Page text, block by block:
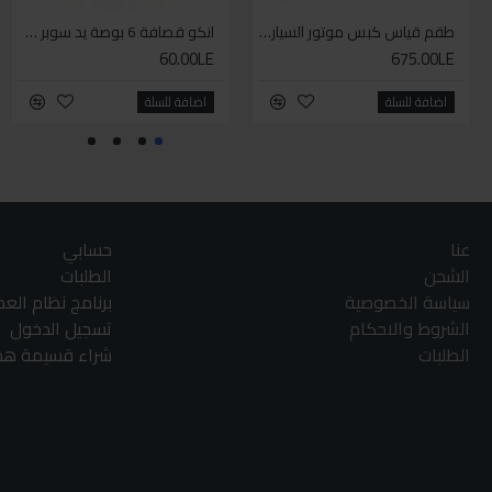
طقم قياس كبس موتور السياره 3 ق
675.00LE
اضافة للسلة
انكو قصافة 6 بوصة يد سوبر وان
60.00LE
اضافة للسلة
عنا
الشحن
سياسة الخصوصية
الشروط والاحكام
الطلبات
حسابي
الطلبات
برنامج نظام
تسجيل الدخول
شراء قسيمة